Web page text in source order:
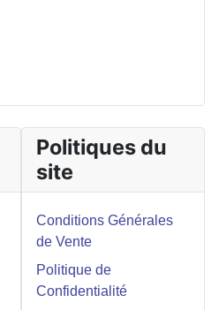
Politiques du
site
Conditions Générales
de Vente
Politique de
Confidentialité